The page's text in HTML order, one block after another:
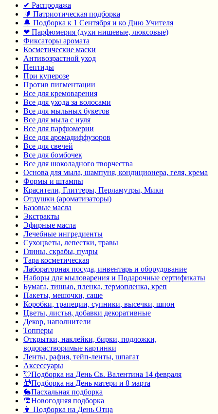
✔ Распродажа
🔰 Патриотическая подборка
🔔 Подборка к 1 Сентября и ко Дню Учителя
❤ Парфюмерия (духи нишевые, люксовые)
Фиксаторы аромата
Косметические маски
Антивозрастной уход
Пептиды
При куперозе
Против пигментации
Все для кремоварения
Все для ухода за волосами
Все для мыльных букетов
Все для мыла с нуля
Все для парфюмерии
Все для аромадиффузоров
Все для свечей
Все для бомбочек
Все для шоколадного творчества
Основа для мыла, шампуня, кондиционера, геля, крема
Формы и штампы
Красители, Глиттеры, Перламутры, Мики
Отдушки (ароматизаторы)
Базовые масла
Экстракты
Эфирные масла
Лечебные ингредиенты
Сухоцветы, лепестки, травы
Глины, скрабы, пудры
Тара косметическая
Лабораторная посуда, инвентарь и оборудование
Наборы для мыловарения и Подарочные сертификаты
Бумага, тишью, пленка, термопленка, креп
Пакеты, мешочки, саше
Коробки, трапеции, супники, высечки, шпон
Цветы, листья, добавки декоративные
Декор, наполнители
Топперы
Открытки, наклейки, бирки, подложки,
водорастворимые картинки
Ленты, рафия, тейп-ленты, шпагат
Аксессуары
💘Подборка на День Св. Валентина 14 февраля
🎁Подборка на День матери и 8 марта
🐇Пасхальная подборка
🎅Новогодняя подборка
👨 Подборка на День Отца